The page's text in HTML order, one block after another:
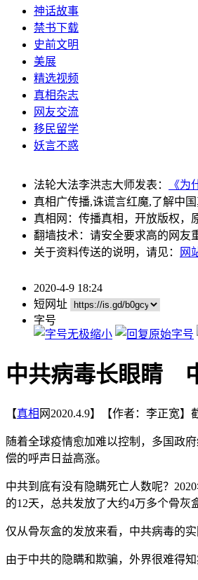
神话故事
禁书下载
史前文明
美展
精选视频
真相杂志
网友交流
移民留学
妖言不惑
法轮大法李洪志大师发表： 《为
真相广传播,诛谎言红魔,了解中
真相网：传播真相，开放版权，
翻墙技术：请安全要求高的网友
关于资料传送的说明，请见：
网
2020-4-9 18:24
短网址
字号
中共病毒长眼睛
【真相 网2020.4.9】【作者：李正宽】
随着全球疫情愈加难以控制，多国政
偿的呼声日益高涨。
中共到底有没有隐瞒死亡人数呢？
的12天，总共发放了大约4万多个骨灰
仅从骨灰盒的发放来看，中共病毒的
由于中共的隐瞒和欺骗，外界很难得